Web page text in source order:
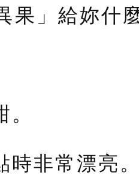
果」給妳什
時非常漂亮